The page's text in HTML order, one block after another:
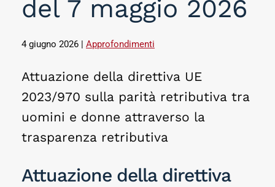
del 7 maggio 2026
4 giugno 2026 | Approfondimenti
Attuazione della direttiva UE
2023/970 sulla parità retributiva tra
uomini e donne attraverso la
trasparenza retributiva
Attuazione della direttiva